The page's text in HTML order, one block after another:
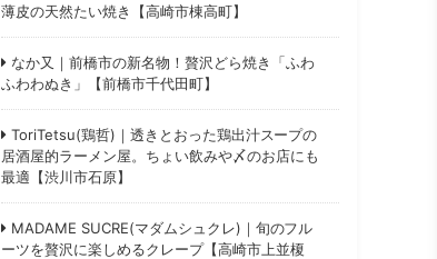
薄皮の天然たい焼き【高崎市棟高町】
なか又｜前橋市の新名物！贅沢どら焼き「ふわ
ふわわぬき」【前橋市千代田町】
ToriTetsu(鶏哲)｜透きとおった鶏出汁スープの
居酒屋的ラーメン屋。ちょい飲みや〆のお店にも
最適【渋川市石原】
MADAME SUCRE(マダムシュクレ)｜旬のフル
ーツを贅沢に楽しめるクレープ【高崎市上並榎